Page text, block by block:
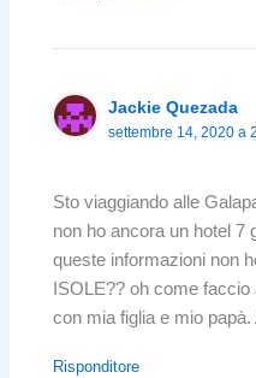
Jackie Quezada
settembre 14, 2020 a
Sto viaggiando alle
non ho ancora un hotel 7
queste informazioni non
ISOLE?? oh come
con mia figlia e mio
Risponditore